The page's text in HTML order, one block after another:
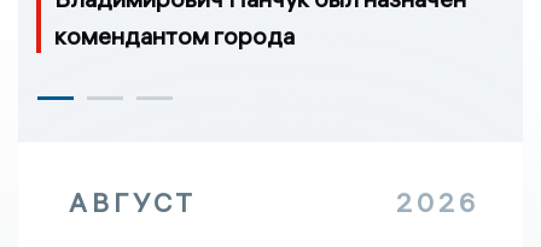
комендантом города
АВГУСТ 2026